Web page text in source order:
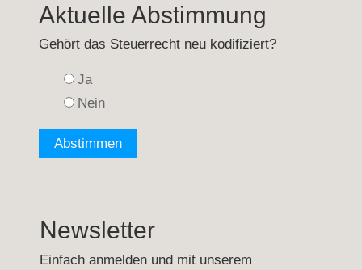
Aktuelle Abstimmung
Gehört das Steuerrecht neu kodifiziert?
Ja
Nein
Newsletter
Einfach anmelden und mit unserem